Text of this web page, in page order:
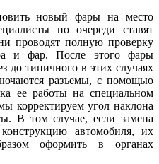
новый фары на место
по очереди ставят
проводят полную проверку
и фар. После этого фары
до типичного в этих случаях
разъемы, с помощью
ее работы на специальном
корректируем угол наклона
В том случае, если замена
автомобиля, их
оформить в органах